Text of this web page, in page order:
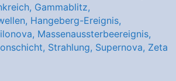
, Gammablitz,
, Hangeberg-Ereignis,
, Massenaussterbeereignis,
, Strahlung, Supernova, Zeta